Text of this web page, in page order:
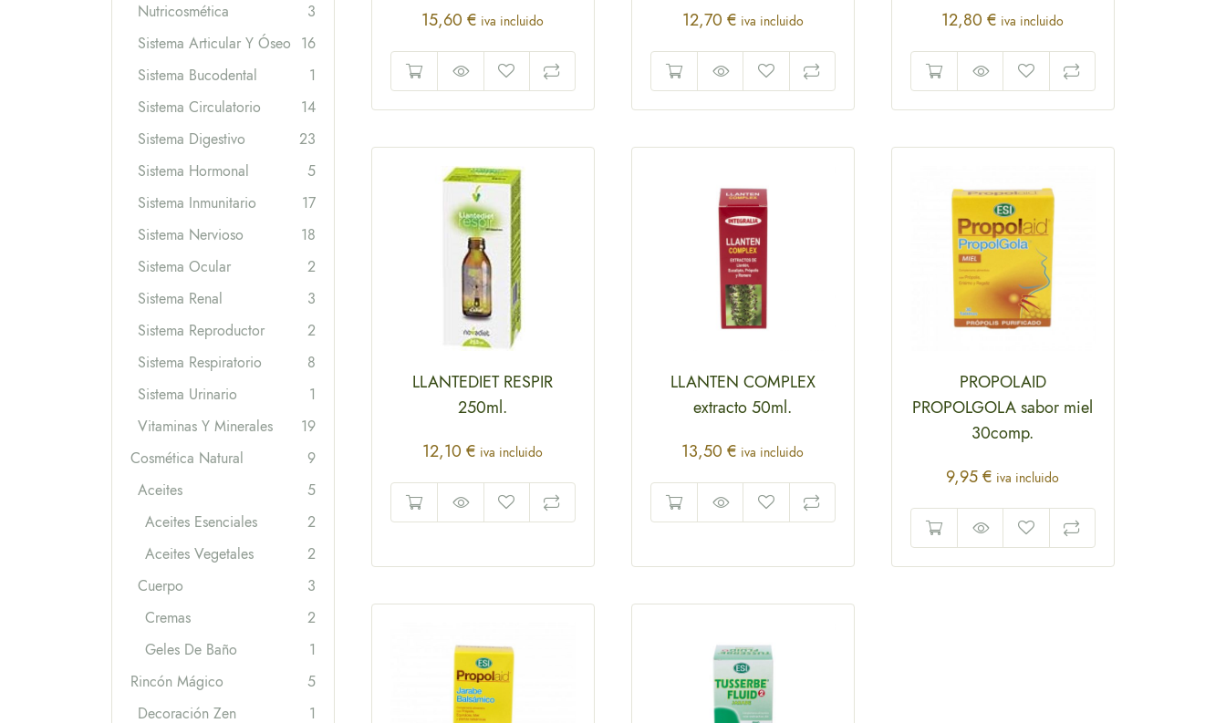
Nutricosmética
3
Sistema Articular Y Óseo 16
Sistema Bucodental
1
Sistema Circulatorio
14
Sistema Digestivo
23
Sistema Hormonal
5
Sistema Inmunitario
17
Sistema Nervioso
18
Sistema Ocular
2
Sistema Renal
3
Sistema Reproductor
2
Sistema Respiratorio
8
Sistema Urinario
1
Vitaminas Y Minerales
19
Cosmética Natural
9
Aceites
5
Aceites Esenciales
2
Aceites Vegetales
2
Cuerpo
3
Cremas
2
Geles De Baño
1
Rincón Mágico
5
Decoración Zen
1
15,60€ iva incluido
12,70 € iva incluido
12,80€ iva incluido
LLANTEDIET RESPIR
250ml.
12,10€ iva incluido
LLANTEN COMPLEX
extracto 50ml.
13,50€ iva incluido
PROPOLAID
PROPOLGOLA sabor miel
30comp.
9,95€ iva incluido